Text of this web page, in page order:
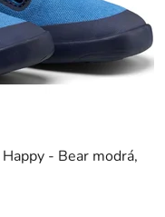
- Bear modrá,